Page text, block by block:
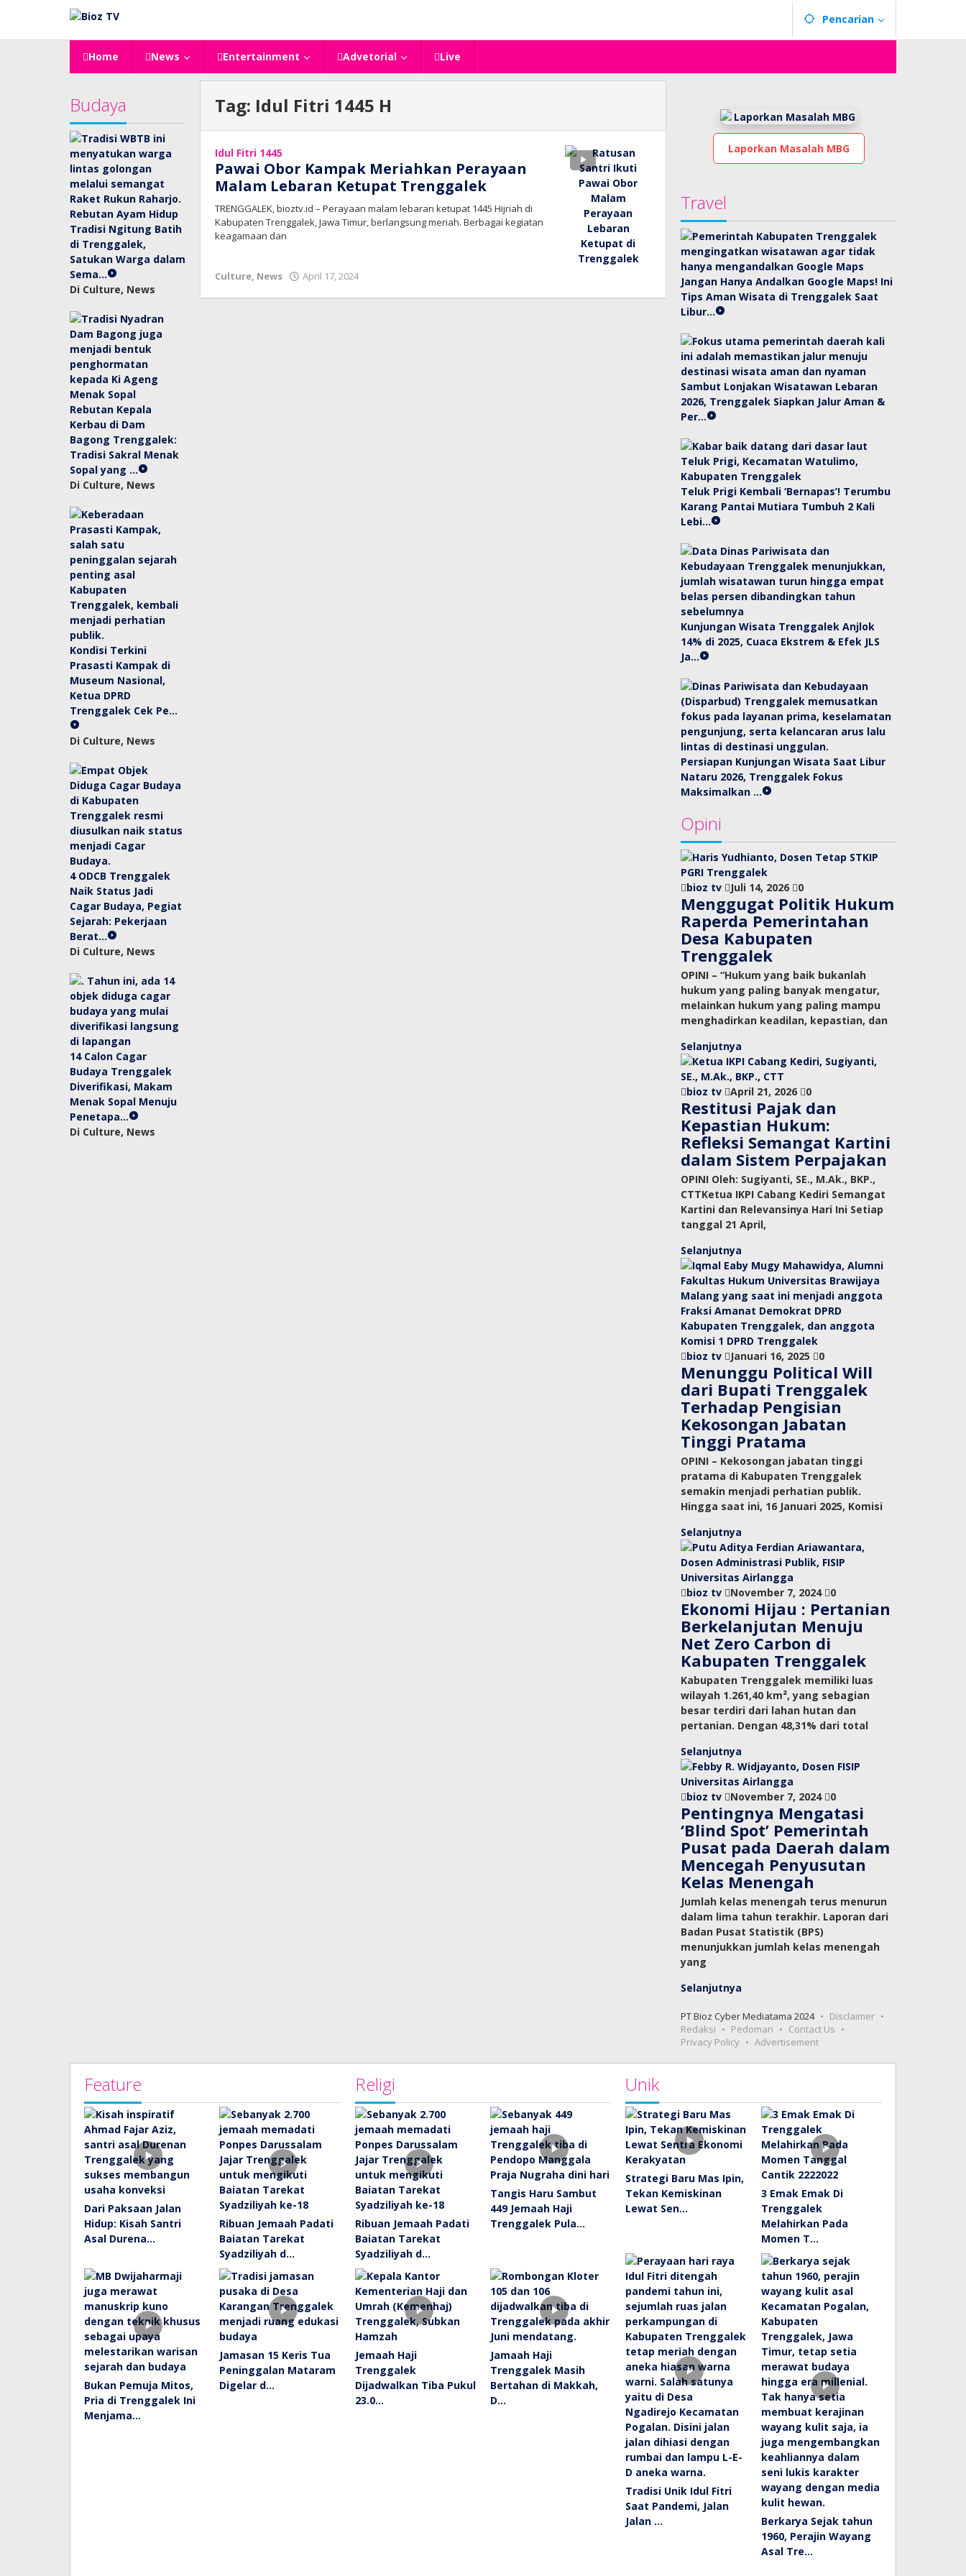
konten
Pencarian
Home News Entertainment Advetorial Live
Budaya
Rebutan Ayam Hidup
Tradisi Ngitung Batih
di Trenggalek,
Satukan Warga dalam
Sema…
Di Culture, News
Rebutan Kepala
Kerbau di Dam
Bagong Trenggalek:
Tradisi Sakral Menak
Sopal yang …
Di Culture, News
Kondisi Terkini
Prasasti Kampak di
Museum Nasional,
Ketua DPRD
Trenggalek Cek Pe…
Di Culture, News
4 ODCB Trenggalek
Naik Status Jadi
Cagar Budaya, Pegiat
Sejarah: Pekerjaan
Berat…
Di Culture, News
14 Calon Cagar
Budaya Trenggalek
Diverifikasi, Makam
Menak Sopal Menuju
Penetapa…
Di Culture, News
Tag: Idul Fitri 1445 H
Idul Fitri 1445
Pawai Obor Kampak Meriahkan Perayaan
Malam Lebaran Ketupat Trenggalek
TRENGGALEK, bioztv.id – Perayaan malam lebaran ketupat 1445 Hijriah di
Kabupaten Trenggalek, Jawa Timur, berlangsung meriah. Berbagai kegiatan
keagamaan dan
Culture, News April 17, 2024
tv
Laporkan Masalah MBG
Travel
Jangan Hanya Andalkan Google Maps! Ini
Tips Aman Wisata di Trenggalek Saat
Libur…
Sambut Lonjakan Wisatawan Lebaran
2026, Trenggalek Siapkan Jalur Aman &
Per…
Teluk Prigi Kembali ‘Bernapas’! Terumbu
Karang Pantai Mutiara Tumbuh 2 Kali
Lebi…
Kunjungan Wisata Trenggalek Anjlok
14% di 2025, Cuaca Ekstrem & Efek JLS
Ja…
Persiapan Kunjungan Wisata Saat Libur
Nataru 2026, Trenggalek Fokus
Maksimalkan …
Opini
bioz tv Juli 14, 2026 0
Menggugat Politik Hukum
Raperda Pemerintahan
Desa Kabupaten
Trenggalek
OPINI – “Hukum yang baik bukanlah
hukum yang paling banyak mengatur,
melainkan hukum yang paling mampu
menghadirkan keadilan, kepastian, dan
Selanjutnya
bioz tv April 21, 2026 0
Restitusi Pajak dan
Kepastian Hukum:
Refleksi Semangat Kartini
dalam Sistem Perpajakan
OPINI Oleh: Sugiyanti, SE., M.Ak., BKP.,
CTTKetua IKPI Cabang Kediri Semangat
Kartini dan Relevansinya Hari Ini Setiap
tanggal 21 April,
Selanjutnya
bioz tv Januari 16, 2025 0
Menunggu Political Will
dari Bupati Trenggalek
Terhadap Pengisian
Kekosongan Jabatan
Tinggi Pratama
OPINI – Kekosongan jabatan tinggi
pratama di Kabupaten Trenggalek
semakin menjadi perhatian publik.
Hingga saat ini, 16 Januari 2025, Komisi
Selanjutnya
bioz tv November 7, 2024 0
Ekonomi Hijau : Pertanian
Berkelanjutan Menuju
Net Zero Carbon di
Kabupaten Trenggalek
Kabupaten Trenggalek memiliki luas
wilayah 1.261,40 km², yang sebagian
besar terdiri dari lahan hutan dan
pertanian. Dengan 48,31% dari total
Selanjutnya
bioz tv November 7, 2024 0
Pentingnya Mengatasi
‘Blind Spot’ Pemerintah
Pusat pada Daerah dalam
Mencegah Penyusutan
Kelas Menengah
Jumlah kelas menengah terus menurun
dalam lima tahun terakhir. Laporan dari
Badan Pusat Statistik (BPS)
menunjukkan jumlah kelas menengah
yang
Selanjutnya
PT Bioz Cyber Mediatama 2024
Disclaimer
Redaksi
Pedoman
Contact Us
Privacy Policy
Advertisement
Feature
Dari Paksaan Jalan
Hidup: Kisah Santri
Asal Durena…
Ribuan Jemaah Padati
Baiatan Tarekat
Syadziliyah d…
Bukan Pemuja Mitos,
Pria di Trenggalek Ini
Menjama…
Jamasan 15 Keris Tua
Peninggalan Mataram
Digelar d…
Religi
Ribuan Jemaah Padati
Baiatan Tarekat
Syadziliyah d…
Tangis Haru Sambut
449 Jemaah Haji
Trenggalek Pula…
Jemaah Haji
Trenggalek
Dijadwalkan Tiba Pukul
23.0…
Jamaah Haji
Trenggalek Masih
Bertahan di Makkah,
D…
Unik
Strategi Baru Mas Ipin,
Tekan Kemiskinan
Lewat Sen…
3 Emak Emak Di
Trenggalek
Melahirkan Pada
Momen T…
Tradisi Unik Idul Fitri
Saat Pandemi, Jalan
Jalan …
Berkarya Sejak tahun
1960, Perajin Wayang
Asal Tre…